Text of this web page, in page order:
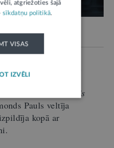
īpaši radītas
60. gadu džeza
Trīs
Pauls veltīja
kopā ar
atgriežoties šajā
sīkdatņu politikā.
VISAS
IZVĒLI